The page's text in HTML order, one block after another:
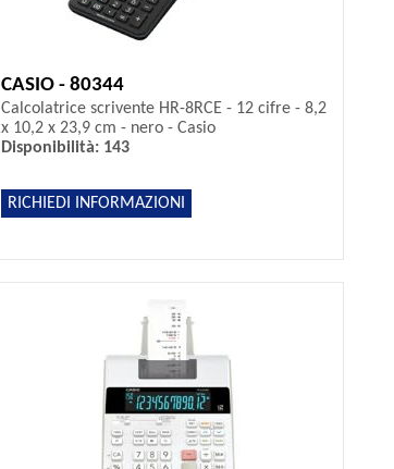
CASIO - 80344
Calcolatrice scrivente HR-8RCE - 12 cifre - 8,2
x 10,2 x 23,9 cm - nero - Casio
Disponibilità: 143
RICHIEDI INFORMAZIONI